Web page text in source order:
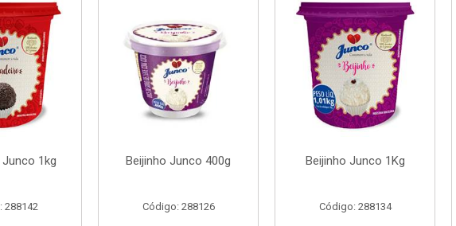
1kg
288142
Beijinho Junco 400g
Código: 288126
Beijinho Junco 1Kg
Código: 288134